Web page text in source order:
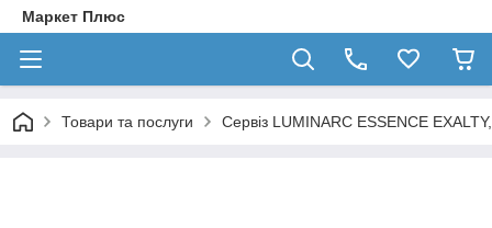
Маркет Плюс
Товари та послуги Сервіз LUMINARC ESSENCE